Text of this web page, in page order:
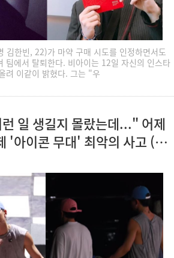
김한빈, 22)가 마약 구매 시도를 인정하면서도
팀에서 탈퇴한다. 비아이는 12일 자신의 인스타
려 이같이 밝혔다. 그는 "우
일 생길지 몰랐는데..." 어제
'아이콘 무대' 최악의 사고 (영